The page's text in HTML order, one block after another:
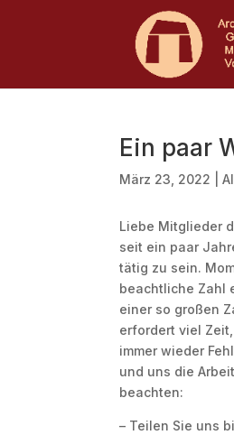
Ein paar
März 23, 2022
Liebe Mitglieder
seit ein paar
tätig zu sein.
beachtliche Zahl
einer so großen
erfordert viel
immer wieder
und uns die
beachten:
– Teilen Sie uns